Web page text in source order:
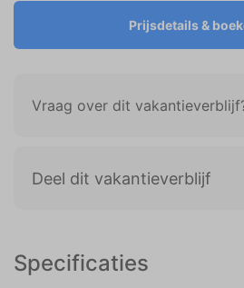
Specificaties
Prijsdetails &
Vraag over dit
Deel dit vakantieverblijf
weergeven die zijn
voor de individuele